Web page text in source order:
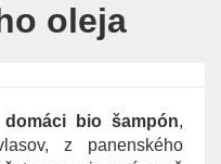
oleja
bio šampón,
z panenského